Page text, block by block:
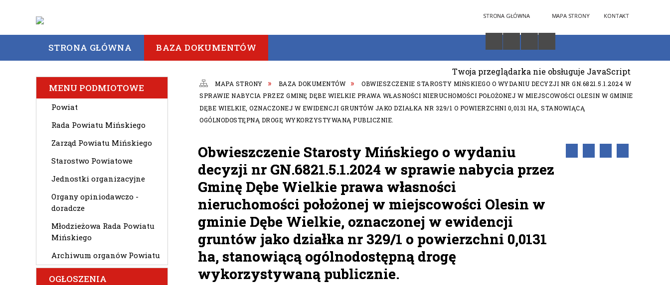
STRONA GŁÓWNA MAPA STRONY KONTAKT
STRONA GŁÓWNA BAZA DOKUMENTÓW
Twoja przeglądarka nie obsługuje JavaScript
MENU PODMIOTOWE
Powiat
Rada Powiatu Mińskiego
Zarząd Powiatu Mińskiego
Starostwo Powiatowe
Jednostki organizacyjne
Organy opiniodawczo -
doradcze
Młodzieżowa Rada Powiatu
Mińskiego
Archiwum organów Powiatu
OGŁOSZENIA
MAPA STRONY BAZA DOKUMENTÓW
OBWIESZCZENIE STAROSTY MIŃSKIEGO O WYDANIU DECYZJI NR GN.6821.5.1.2024 W
SPRAWIE NABYCIA PRZEZ GMINĘ DĘBE WIELKIE PRAWA WŁASNOŚCI NIERUCHOMOŚCI POŁOŻONEJ W MIEJSCOWOŚCI OLESIN W GMINIE
DĘBE WIELKIE, OZNACZONEJ W EWIDENCJI GRUNTÓW JAKO DZIAŁKA NR 329/1 O POWIERZCHNI 0,0131 HA, STANOWIĄCĄ
OGÓLNODOSTĘPNĄ DROGĘ WYKORZYSTYWANĄ PUBLICZNIE.
Obwieszczenie Starosty Mińskiego o wydaniu
decyzji nr GN.6821.5.1.2024 w sprawie nabycia przez
Gminę Dębe Wielkie prawa własności
nieruchomości położonej w miejscowości Olesin w
gminie Dębe Wielkie, oznaczonej w ewidencji
gruntów jako działka nr 329/1 o powierzchni 0,0131
ha, stanowiącą ogólnodostępną drogę
wykorzystywaną publicznie.